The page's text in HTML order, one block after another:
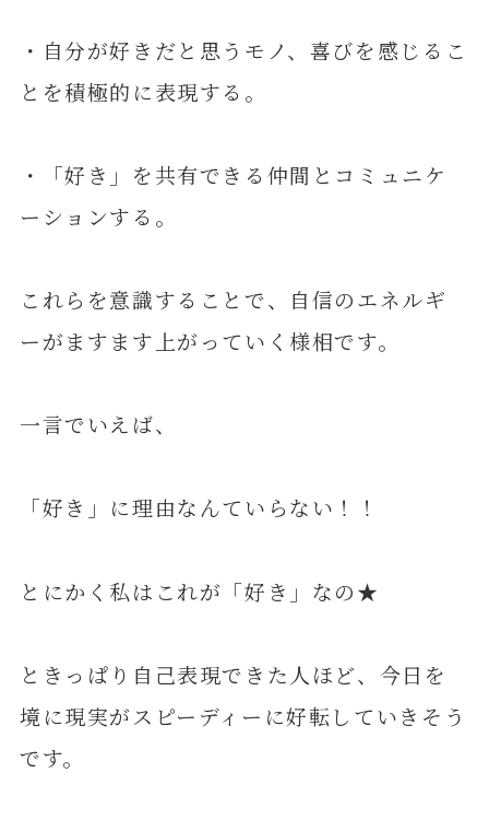
・自分が好きだと思うモノ、喜びを感じるこ
とを積極的に表現する。
・「好き」を共有できる仲間とコミュニケ
ーションする。
これらを意識することで、自信のエネルギ
ーがますます上がっていく様相です。
一言でいえば、
「好き」に理由なんていらない！！
とにかく私はこれが「好き」なの★
ときっぱり自己表現できた人ほど、今日を
境に現実がスピーディーに好転していきそう
です。